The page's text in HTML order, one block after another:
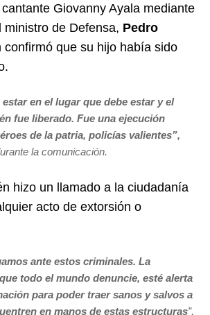
Giovanny Ayala mediante
ministro de Defensa, Pedro
confirmó que su hijo había sido
estar en el lugar que debe estar y el
fue liberado. Fue una ejecución
de la patria, policías valientes”,
la comunicación.
hizo un llamado a la ciudadanía
acto de extorsión o
ante estos criminales. La
todo el mundo denuncie, esté alerta
para poder traer sanos y salvos a
en manos de estas estructuras”,